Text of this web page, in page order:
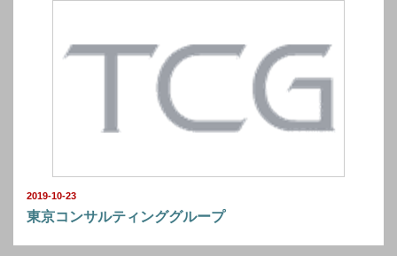
2019-10-23
東京コンサルティンググループ